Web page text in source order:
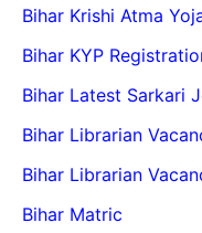
Bihar Krishi Atma
Bihar KYP
Bihar Latest Sarkari
Bihar Librarian
Bihar Librarian
Bihar Matric